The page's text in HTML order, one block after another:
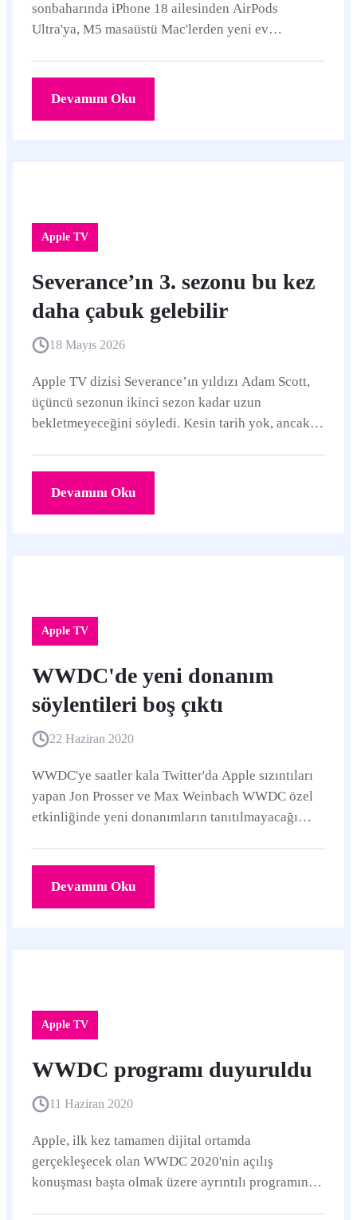
sonbaharında iPhone 18 ailesinden AirPods
Ultra'ya, M5 masaüstü Mac'lerden yeni ev
Devamını Oku
Apple TV
Severance’ın 3. sezonu bu kez
daha çabuk gelebilir
18 Mayıs 2026
Apple TV dizisi Severance’ın yıldızı Adam Scott,
üçüncü sezonun ikinci sezon kadar uzun
bekletmeyeceğini söyledi. Kesin tarih yok, ancak
Devamını Oku
Apple TV
WWDC'de yeni donanım
söylentileri boş çıktı
22 Haziran 2020
WWDC'ye saatler kala Twitter'da Apple sızıntıları
yapan Jon Prosser ve Max Weinbach WWDC özel
etkinliğinde yeni donanımların tanıtılmayacağı
Devamını Oku
Apple TV
WWDC programı duyuruldu
11 Haziran 2020
Apple, ilk kez tamamen dijital ortamda
gerçekleşecek olan WWDC 2020'nin açılış
konuşması başta olmak üzere ayrıntılı programını